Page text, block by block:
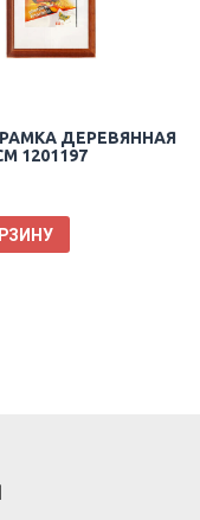
ДЕРЕВЯННАЯ
1201197